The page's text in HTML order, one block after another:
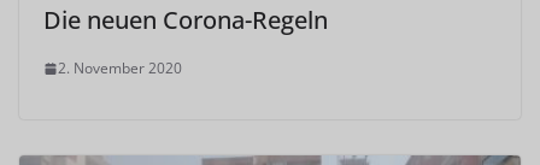
Die neuen Corona-Regeln
2. November 2020